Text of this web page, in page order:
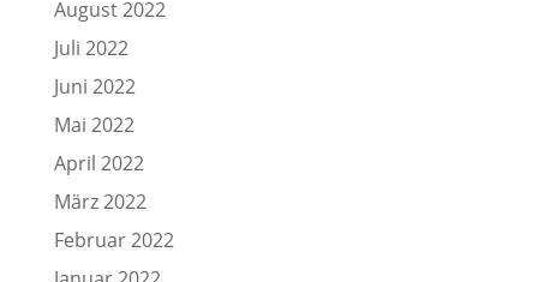
August 2022
Juli 2022
Juni 2022
Mai 2022
April 2022
März 2022
Februar 2022